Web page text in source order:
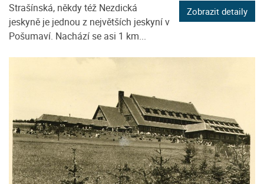
Strašínská, někdy též Nezdická
jeskyně je jednou z největších jeskyní v
Pošumaví. Nachází se asi 1 km...
Zobrazit detaily